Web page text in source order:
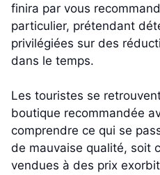
finira par vous
particulier, prétendant
privilégiées sur des
dans le temps.
Les touristes se
boutique recommandée
comprendre ce qui se
de mauvaise qualité, soit
vendues à des prix